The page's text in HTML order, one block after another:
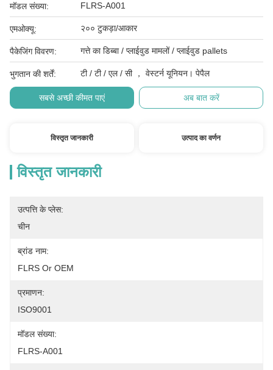
मॉडल संख्या: FLRS-A001
एमओक्यू: २०० टुकड़ा/आकार
पैकेजिंग विवरण: गत्ते का डिब्बा / प्लाईवुड मामलों / प्लाईवुड pallets
भुगतान की शर्तें: टी / टी / एल / सी ， वेस्टर्न यूनियन। पेपैल
सबसे अच्छी कीमत पाएं अब बात करें
विस्तृत जानकारी उत्पाद का वर्णन
विस्तृत जानकारी
उत्पत्ति के प्लेस:
चीन
ब्रांड नाम:
FLRS Or OEM
प्रमाणन:
ISO9001
मॉडल संख्या:
FLRS-A001